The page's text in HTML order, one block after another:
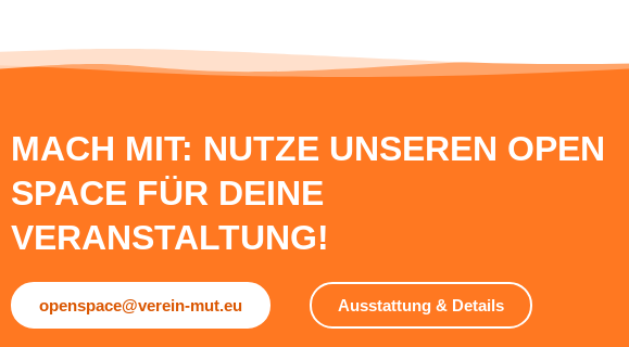
MACH MIT: NUTZE UNSEREN OPEN
SPACE FÜR DEINE
VERANSTALTUNG!
openspace@verein-mut.eu Ausstattung & Details